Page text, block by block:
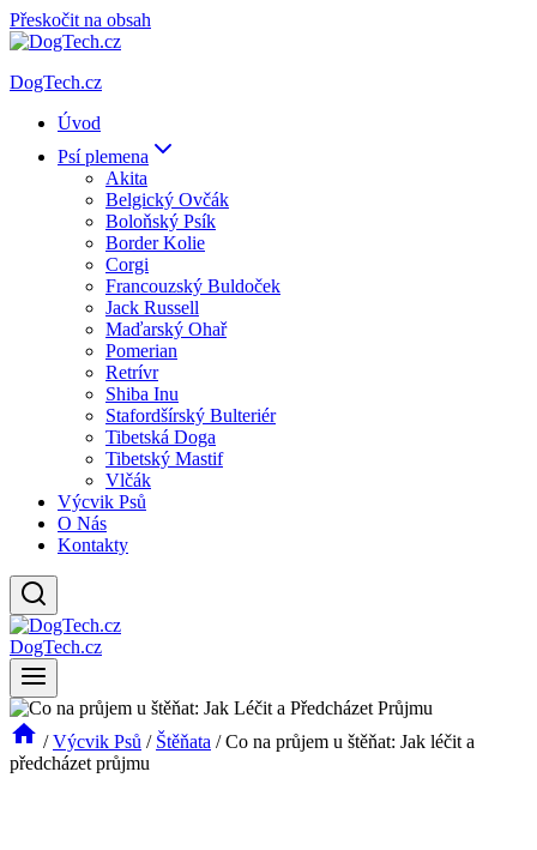
Přeskočit na obsah
DogTech.cz
Úvod
Psí plemena
Akita
Belgický Ovčák
Boloňský Psík
Border Kolie
Corgi
Francouzský Buldoček
Jack Russell
Maďarský Ohař
Pomerian
Retrívr
Shiba Inu
Stafordšírský Bulteriér
Tibetská Doga
Tibetský Mastif
Vlčák
Výcvik Psů
O Nás
Kontakty
DogTech.cz
/ Výcvik Psů / Štěňata / Co na průjem u štěňat: Jak léčit a
předcházet průjmu